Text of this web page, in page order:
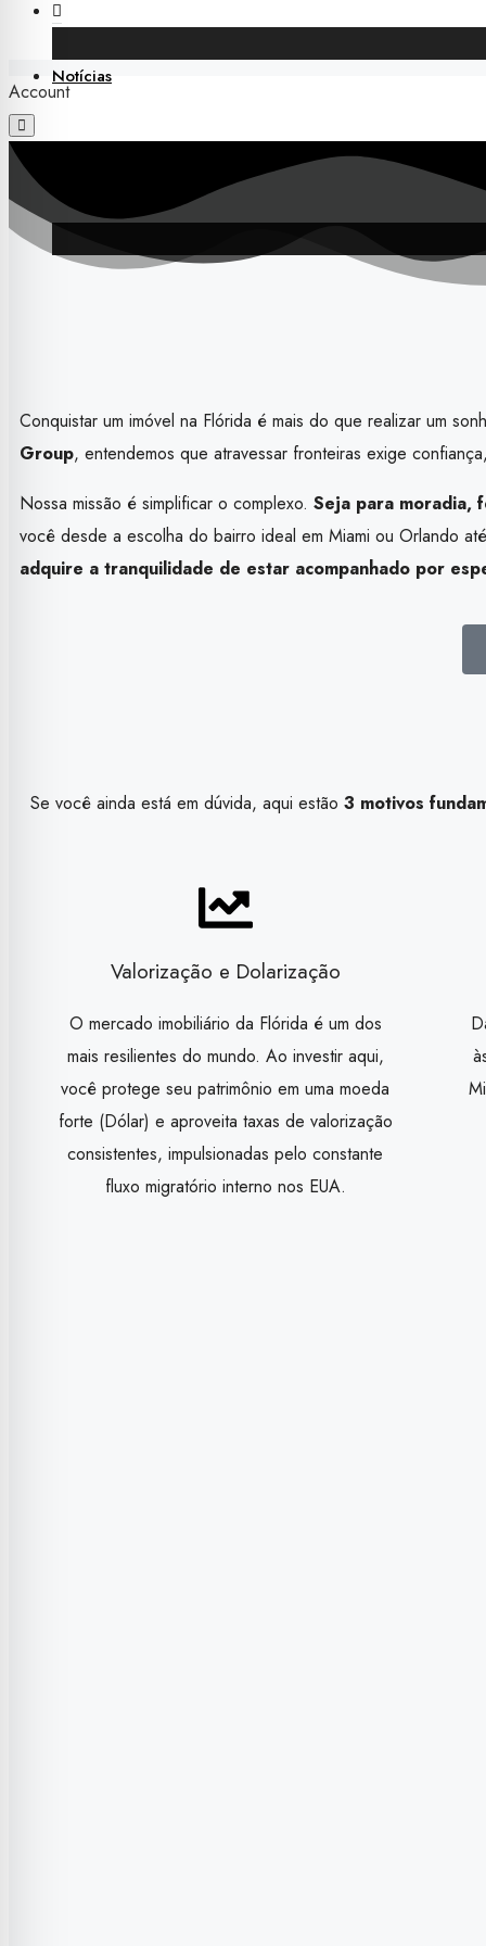
Notícias
Account
Conquistar um imóvel na Flórida é mais do que realizar um
Group, entendemos que atravessar fronteiras exige
Nossa missão é simplificar o complexo. Seja para moradia,
você desde a escolha do bairro ideal em Miami ou Orlando
adquire a tranquilidade de estar acompanhado por
Se você ainda está em dúvida, aqui estão 3 motivos
Valorização e Dolarização
O mercado imobiliário da Flórida é um dos
mais resilientes do mundo. Ao investir aqui,
você protege seu patrimônio em uma moeda
forte (Dólar) e aproveita taxas de valorização
consistentes, impulsionadas pelo constante
fluxo migratório interno nos EUA.